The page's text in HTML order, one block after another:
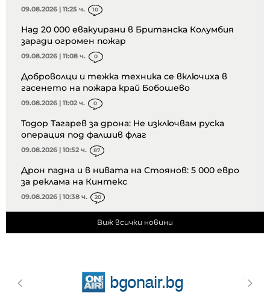
09.08.2026 | 11:25 ч. 10
Над 20 000 евакуирани в Британска Колумбия
заради огромен пожар
09.08.2026 | 11:08 ч. 0
Доброволци и тежка техника се включиха в
гасенето на пожара край Бобошево
09.08.2026 | 11:02 ч. 0
Тодор Тагарев за дрона: Не изключвам руска
операция под фалшив флаг
09.08.2026 | 10:52 ч. 87
Дрон падна и в нивата на Стоянов: 5 000 евро
за реклама на Кинтекс
09.08.2026 | 10:38 ч. 20
Виж всички новини